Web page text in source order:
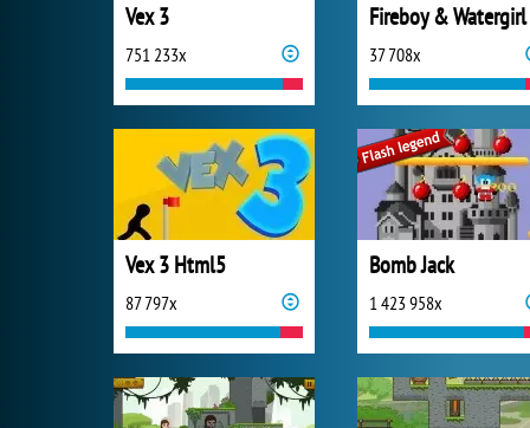
Vex 3
751 233x 37 708x
Vex 3 Html5
87 797x
Bomb Jack
1 423 958x